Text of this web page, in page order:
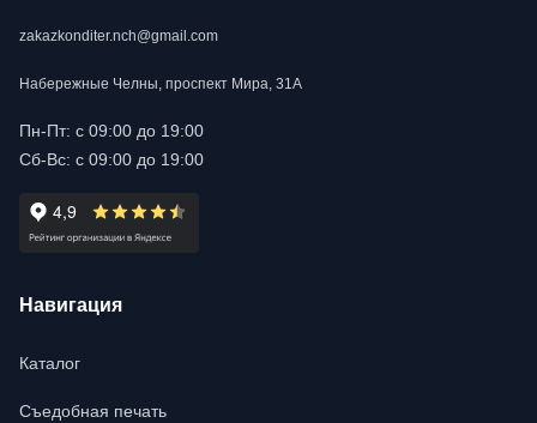
zakazkonditer.nch@gmail.com
Набережные Челны, проспект Мира, 31А
Пн-Пт: с 09:00 до 19:00
Сб-Вс: с 09:00 до 19:00
Навигация
Каталог
Съедобная печать